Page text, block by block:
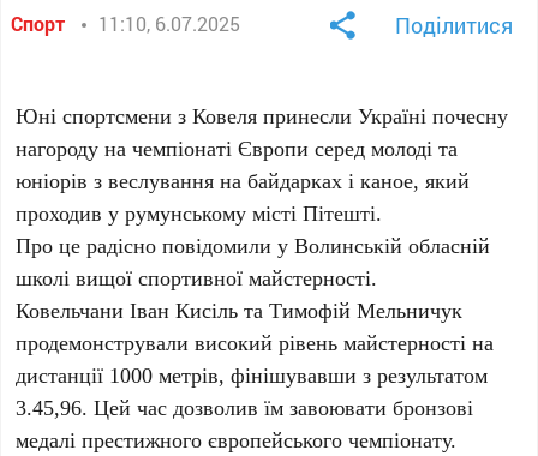
Спорт 11:10, 6.07.2025 Поділитися
Юні спортсмени з Ковеля принесли Україні почесну
нагороду на чемпіонаті Європи серед молоді та
юніорів з веслування на байдарках і каное, який
проходив у румунському місті Пітешті.
Про це радісно повідомили у Волинській обласній
школі вищої спортивної майстерності.
Ковельчани Іван Кисіль та Тимофій Мельничук
продемонстрували високий рівень майстерності на
дистанції 1000 метрів, фінішувавши з результатом
3.45,96. Цей час дозволив їм завоювати бронзові
медалі престижного європейського чемпіонату.